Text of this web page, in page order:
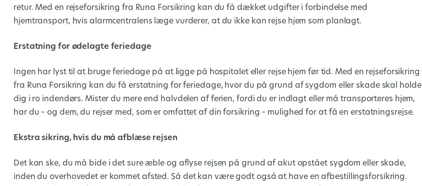
retur. Med en rejseforsikring fra Runa Forsikring kan du få dækket udgifter i forbindelse med
hjemtransport, hvis alarmcentralens læge vurderer, at du ikke kan rejse hjem som planlagt.
Erstatning for ødelagte feriedage
Ingen har lyst til at bruge feriedage på at ligge på hospitalet eller rejse hjem før tid. Med en rejseforsikring
fra Runa Forsikring kan du få erstatning for feriedage, hvor du på grund af sygdom eller skade skal holde
dig i ro indendørs. Mister du mere end halvdelen af ferien, fordi du er indlagt eller må transporteres hjem,
har du – og dem, du rejser med, som er omfattet af din forsikring – mulighed for at få en erstatningsrejse.
Ekstra sikring, hvis du må afblæse rejsen
Det kan ske, du må bide i det sure æble og aflyse rejsen på grund af akut opstået sygdom eller skade,
inden du overhovedet er kommet afsted. Så det kan være godt også at have en afbestillingsforsikring.